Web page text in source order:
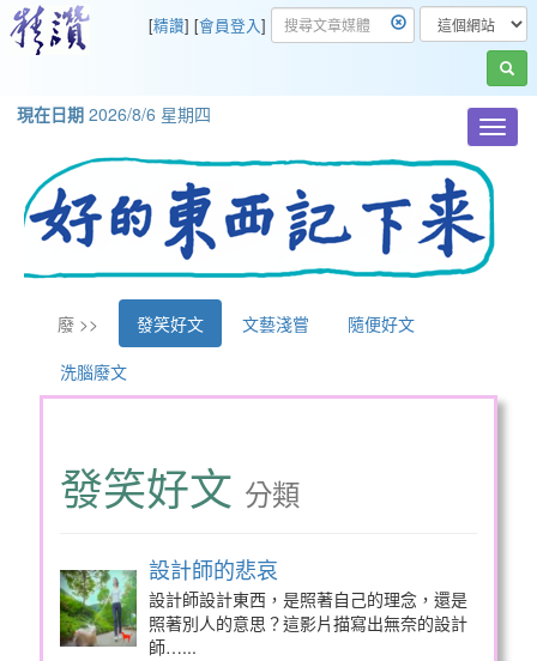
[精讚] [會員登入]
現在日期 2026/8/6 星期四
廢 >> 發笑好文 文藝淺嘗
隨便好文
洗腦廢文
發笑好文 分類
設計師的悲哀
設計師設計東西，是照著自己的理念，還是
照著別人的意思？這影片描寫出無奈的設計
師…...